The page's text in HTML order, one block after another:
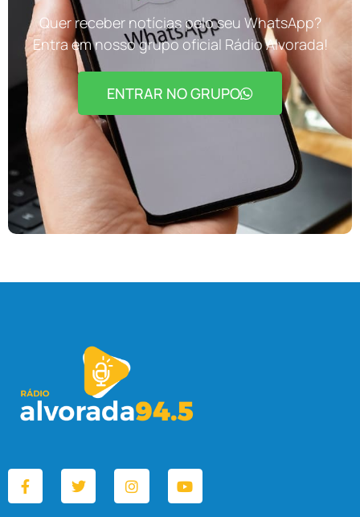
Quer receber notícias pelo seu WhatsApp?
Entra em nosso grupo oficial Rádio Alvorada!
ENTRAR NO GRUPO